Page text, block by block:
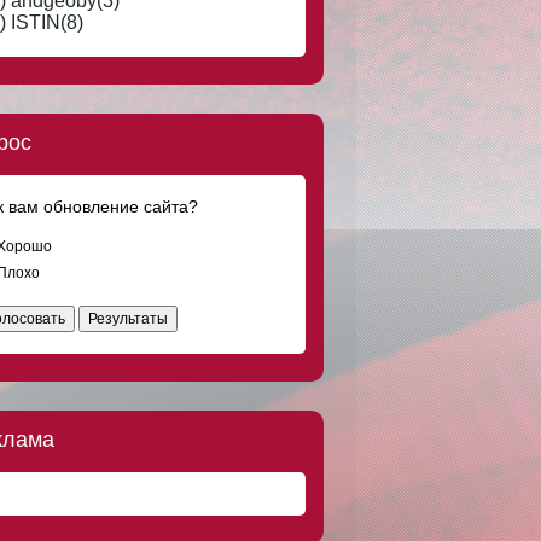
Что-то странное творится в мире.
Отношения обесцениваются, сникерс
дорожает. Вот за сникерс вообще
8 авг 2016, 19:23
Мужчинам тоже тяжело... Встретишь
Ищу добрую, скромную, ласковую
музыку и поэзию Серебряного века, для
DOC8673
8 авг 2016, 17:45
Где я только не был! Греция, Испания,
Мальдивах я тоже не был.
трясут пистолет в баке.
ISTIN(8)
вам обновление сайта?
Результаты